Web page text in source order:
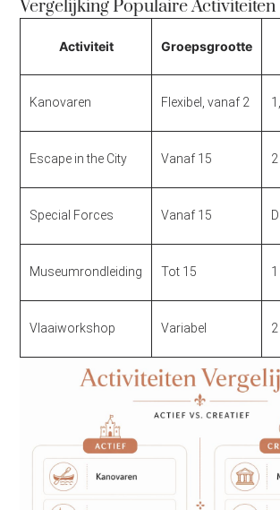
Vergelijking Populaire Activiteiten
Activiteit Groepsgrootte
Kanovaren Flexibel, vanaf 2
Escape in the City Vanaf 15
Special Forces Vanaf 15
Museumrondleiding Tot 15
Vlaaiworkshop Variabel